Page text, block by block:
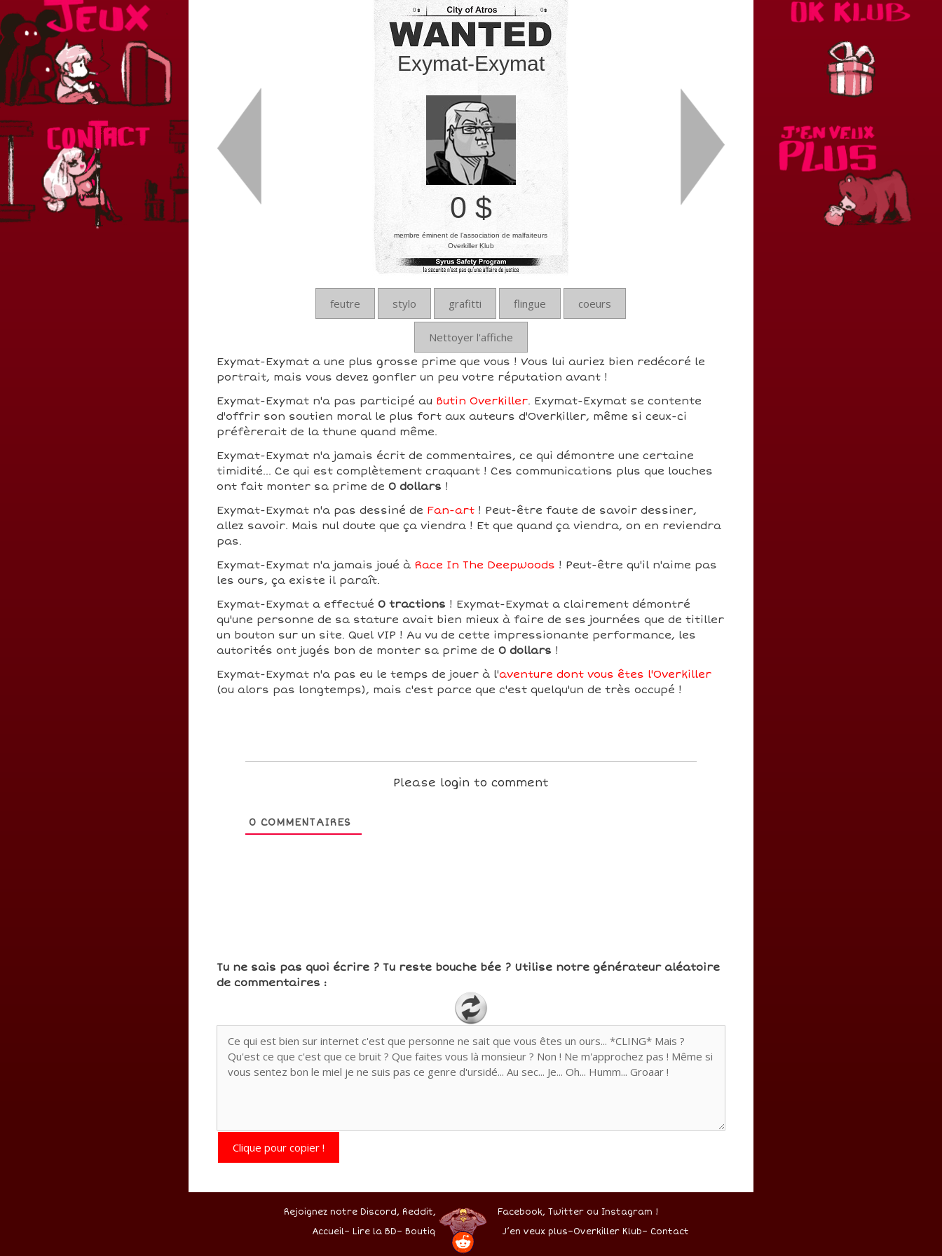
0
Exymat-Exymat
0
0 $
membre éminent de l’association de malfaiteurs
Overkiller Klub
feutre stylo grafitti flingue coeurs
Nettoyer l'affiche
Exymat-Exymat a une plus grosse prime que vous ! Vous lui auriez bien redécoré le
portrait, mais vous devez gonfler un peu votre réputation avant !
Exymat-Exymat n'a pas participé au Butin Overkiller. Exymat-Exymat se contente
d'offrir son soutien moral le plus fort aux auteurs d'Overkiller, même si ceux-ci
préfèrerait de la thune quand même.
Exymat-Exymat n'a jamais écrit de commentaires, ce qui démontre une certaine
timidité... Ce qui est complètement craquant ! Ces communications plus que louches
ont fait monter sa prime de 0 dollars !
Exymat-Exymat n'a pas dessiné de Fan-art! Peut-être faute de savoir dessiner,
allez savoir. Mais nul doute que ça viendra ! Et que quand ça viendra, on en reviendra
pas.
Exymat-Exymat n'a jamais joué à Race In The Deepwoods ! Peut-être qu'il n'aime pas
les ours, ça existe il paraît.
Exymat-Exymat a effectué 0 tractions ! Exymat-Exymat a clairement démontré
qu'une personne de sa stature avait bien mieux à faire de ses journées que de titiller
un bouton sur un site. Quel VIP ! Au vu de cette impressionante performance, les
autorités ont jugés bon de monter sa prime de 0 dollars !
Exymat-Exymat n'a pas eu le temps de jouer à l'aventure dont vous êtes l'Overkiller
(ou alors pas longtemps), mais c'est parce que c'est quelqu'un de très occupé !
Please login to comment
0 COMMENTAIRES
Tu ne sais pas quoi écrire ? Tu reste bouche bée ? Utilise notre générateur aléatoire
de commentaires :
Clique pour copier !
Rejoignez notre Discord, Reddit, Facebook, Twitter ou Instagram !
Accueil– Lire la BD– Boutique J’en veux plus–Overkiller Klub– Contact